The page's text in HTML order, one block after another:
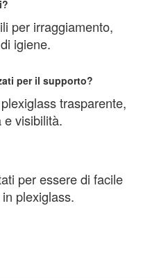
per irraggiamento,
igiene.
per il supporto?
trasparente,
e visibilità.
per essere di facile
plexiglass.